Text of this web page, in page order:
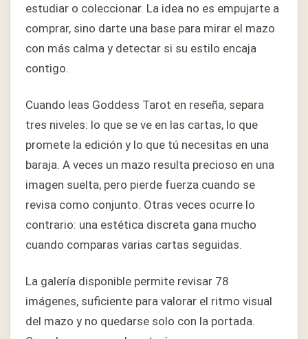
estudiar o coleccionar. La idea no es empujarte a
comprar, sino darte una base para mirar el mazo
con más calma y detectar si su estilo encaja
contigo.
Cuando leas Goddess Tarot en reseña, separa
tres niveles: lo que se ve en las cartas, lo que
promete la edición y lo que tú necesitas en una
baraja. A veces un mazo resulta precioso en una
imagen suelta, pero pierde fuerza cuando se
revisa como conjunto. Otras veces ocurre lo
contrario: una estética discreta gana mucho
cuando comparas varias cartas seguidas.
La galería disponible permite revisar 78
imágenes, suficiente para valorar el ritmo visual
del mazo y no quedarse solo con la portada.